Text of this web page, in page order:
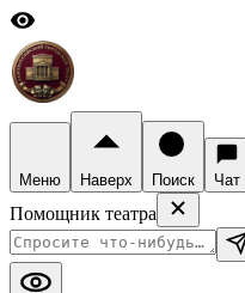
Меню Наверх Поиск Чат
Помощник театра